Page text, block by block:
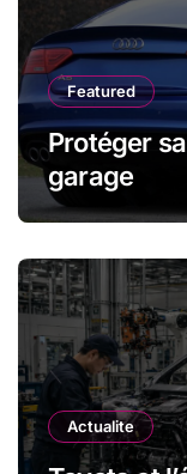
Featured
Protéger
garage
Actualite